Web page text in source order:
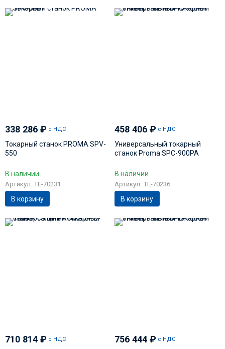
338 286 ₽ с НДС
Токарный станок PROMA SPV-
550
В наличии
Артикул: TE-70231
В корзину
458 406₽ с НДС
Универсальный токарный
станок Proma SPC-900PA
В наличии
Артикул: TE-70236
В корзину
710 814 ₽ с НДС 756 444₽ с НДС